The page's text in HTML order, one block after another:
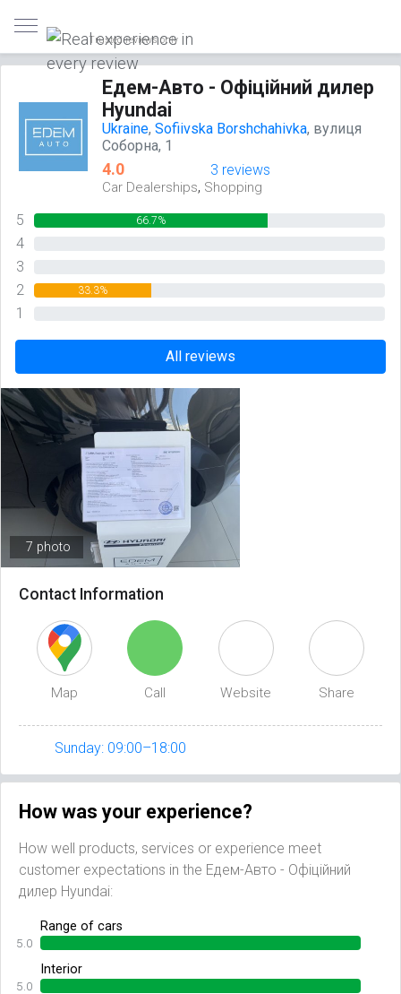
Trusted reviews only
Едем-Авто - Офіційний дилер
Hyundai
Ukraine, Sofiivska Borshchahivka, вулиця
Соборна, 1
4.0 3 reviews
Car Dealerships, Shopping
5 66.7%
4
3
2 33.3%
1
All reviews
7 photo
Contact Information
Map Call Website Share
Sunday: 09:00–18:00
How was your experience?
How well products, services or experience meet
customer expectations in the Едем-Авто - Офіційний
дилер Hyundai:
Range of cars
5.0
Interior
5.0